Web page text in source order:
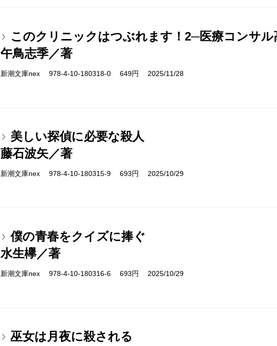
このクリニックはつぶれます！2─医療コンサ
午鳥志季／著
新潮文庫nex 978-4-10-180318-0 649円 2025/11/28
美しい探偵に必要な殺人
藤石波矢／著
新潮文庫nex 978-4-10-180315-9 693円 2025/10/29
僕の青春をクイズに捧ぐ
水生欅／著
新潮文庫nex 978-4-10-180316-6 693円 2025/10/29
巫女は月夜に殺される